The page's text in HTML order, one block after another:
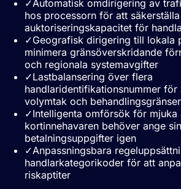
✓Automatisk omdirigering av
hos processorn för att
auktoriseringskapacitet för
✓Geografisk dirigering till lokala
minimera gränsöverskridande
och regionala systemavgifter
✓Lastbalansering över flera
handlaridentifikationsnummer för
volymtak och behandlingsgränser
✓Intelligenta omförsök för mjuka
kortinnehavaren behöver ange
betalningsuppgifter igen
✓Anpassningsbara
handlarkategorikoder för att
riskaptiter